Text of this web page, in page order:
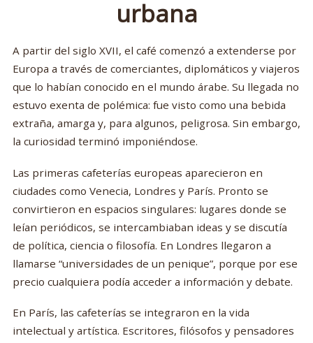
urbana
A partir del siglo XVII, el café comenzó a extenderse por
Europa a través de comerciantes, diplomáticos y viajeros
que lo habían conocido en el mundo árabe. Su llegada no
estuvo exenta de polémica: fue visto como una bebida
extraña, amarga y, para algunos, peligrosa. Sin embargo,
la curiosidad terminó imponiéndose.
Las primeras cafeterías europeas aparecieron en
ciudades como Venecia, Londres y París. Pronto se
convirtieron en espacios singulares: lugares donde se
leían periódicos, se intercambiaban ideas y se discutía
de política, ciencia o filosofía. En Londres llegaron a
llamarse “universidades de un penique”, porque por ese
precio cualquiera podía acceder a información y debate.
En París, las cafeterías se integraron en la vida
intelectual y artística. Escritores, filósofos y pensadores